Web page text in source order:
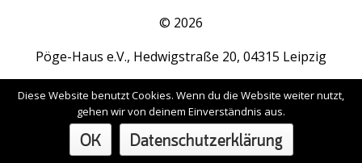
© 2026
Pöge-Haus e.V., Hedwigstraße 20, 04315 Leipzig
www.pöge-haus.de|Facebook|Instagram
Impressum / Datenschutzerklärung
Diese Website benutzt Cookies. Wenn du die Website weiter nutzt,
gehen wir von deinem Einverständnis aus.
OK Datenschutzerklärung